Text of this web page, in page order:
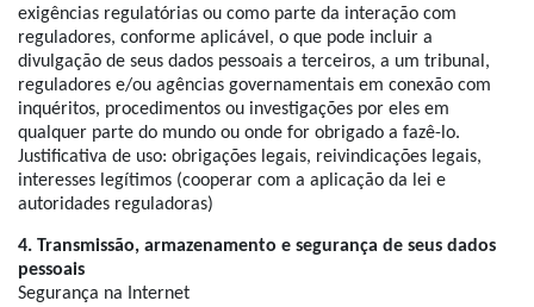
exigências regulatórias ou como parte da interação com
reguladores, conforme aplicável, o que pode incluir a
divulgação de seus dados pessoais a terceiros, a um tribunal,
reguladores e/ou agências governamentais em conexão com
inquéritos, procedimentos ou investigações por eles em
qualquer parte do mundo ou onde for obrigado a fazê-lo.
Justificativa de uso: obrigações legais, reivindicações legais,
interesses legítimos (cooperar com a aplicação da lei e
autoridades reguladoras)
4. Transmissão, armazenamento e segurança de seus dados
pessoais
Segurança na Internet